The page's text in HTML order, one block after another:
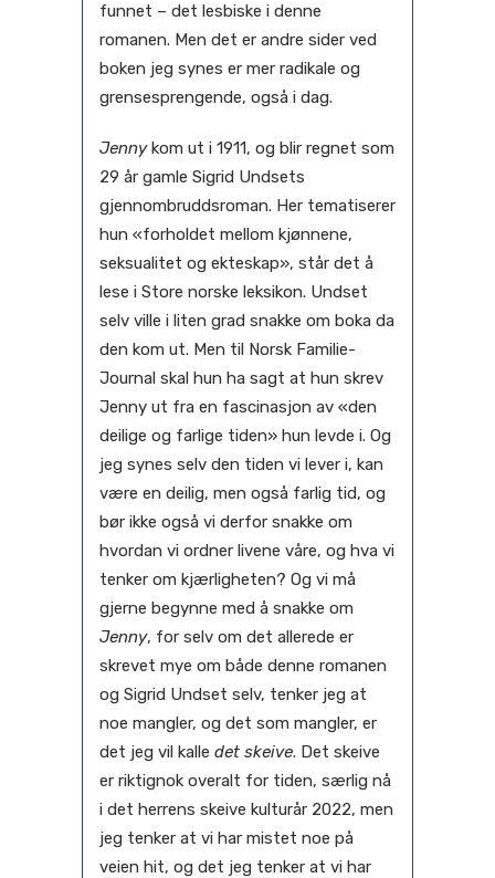
funnet – det lesbiske i denne
romanen. Men det er andre sider ved
boken jeg synes er mer radikale og
grensesprengende, også i dag.
Jennykom ut i 1911, og blir regnet som
29 år gamle Sigrid Undsets
gjennombruddsroman. Her tematiserer
hun «forholdet mellom kjønnene,
seksualitet og ekteskap», står det å
lese i Store norske leksikon. Undset
selv ville i liten grad snakke om boka da
den kom ut. Men til Norsk Familie-
Journal skal hun ha sagt at hun skrev
Jenny ut fra en fascinasjon av «den
deilige og farlige tiden» hun levde i. Og
jeg synes selv den tiden vi lever i, kan
være en deilig, men også farlig tid, og
bør ikke også vi derfor snakke om
hvordan vi ordner livene våre, og hva vi
tenker om kjærligheten? Og vi må
gjerne begynne med å snakke om
Jenny, for selv om det allerede er
skrevet mye om både denne romanen
og Sigrid Undset selv, tenker jeg at
noe mangler, og det som mangler, er
det jeg vil kalle det skeive. Det skeive
er riktignok overalt for tiden, særlig nå
i det herrens skeive kulturår 2022, men
jeg tenker at vi har mistet noe på
veien hit, og det jeg tenker at vi har